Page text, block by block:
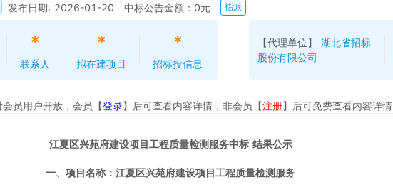
发布日期: 2026-01-20 中标公告金额：0元 指派
*
联系人
*
拟在建项目
*
招标投信息
【代理单位】
湖北省招标
股份有限公司
员用户开放，会员【登录】后可查看内容详情，非会员【注册】后可免费查看内容详情
江夏区兴苑府建设项目工程质量检测服务中标 结果公示
一、项目名称：江夏区兴苑府建设项目工程质量检测服务